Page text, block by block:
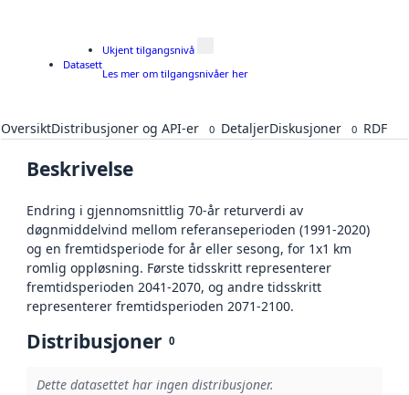
Datasett
Ukjent tilgangsnivå
Les mer om tilgangsnivåer her
OversiktDistribusjoner og API-er 0 DetaljerDiskusjoner 0 RDF
Beskrivelse
Endring i gjennomsnittlig 70-år returverdi av
døgnmiddelvind mellom referanseperioden (1991-2020)
og en fremtidsperiode for år eller sesong, for 1x1 km
romlig oppløsning. Første tidsskritt representerer
fremtidsperioden 2041-2070, og andre tidsskritt
representerer fremtidsperioden 2071-2100.
Distribusjoner 0
Dette datasettet har ingen distribusjoner.